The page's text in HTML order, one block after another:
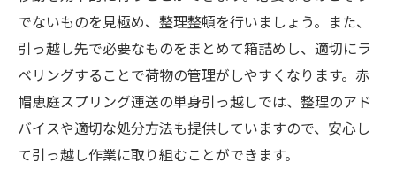
でないものを見極め、整理整頓を行いましょう。また、
引っ越し先で必要なものをまとめて箱詰めし、適切にラ
ベリングすることで荷物の管理がしやすくなります。赤
帽恵庭スプリング運送の単身引っ越しでは、整理のアド
バイスや適切な処分方法も提供していますので、安心し
て引っ越し作業に取り組むことができます。